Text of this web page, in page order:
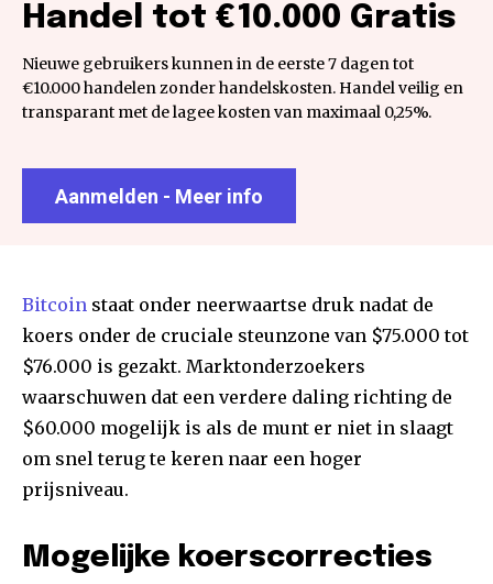
Handel tot €10.000 Gratis
Nieuwe gebruikers kunnen in de eerste 7 dagen tot
€10.000 handelen zonder handelskosten. Handel veilig en
transparant met de lagee kosten van maximaal 0,25%.
Aanmelden - Meer info
Bitcoin staat onder neerwaartse druk nadat de
koers onder de cruciale steunzone van $75.000 tot
$76.000 is gezakt. Marktonderzoekers
waarschuwen dat een verdere daling richting de
$60.000 mogelijk is als de munt er niet in slaagt
om snel terug te keren naar een hoger
prijsniveau.
Mogelijke koerscorrecties